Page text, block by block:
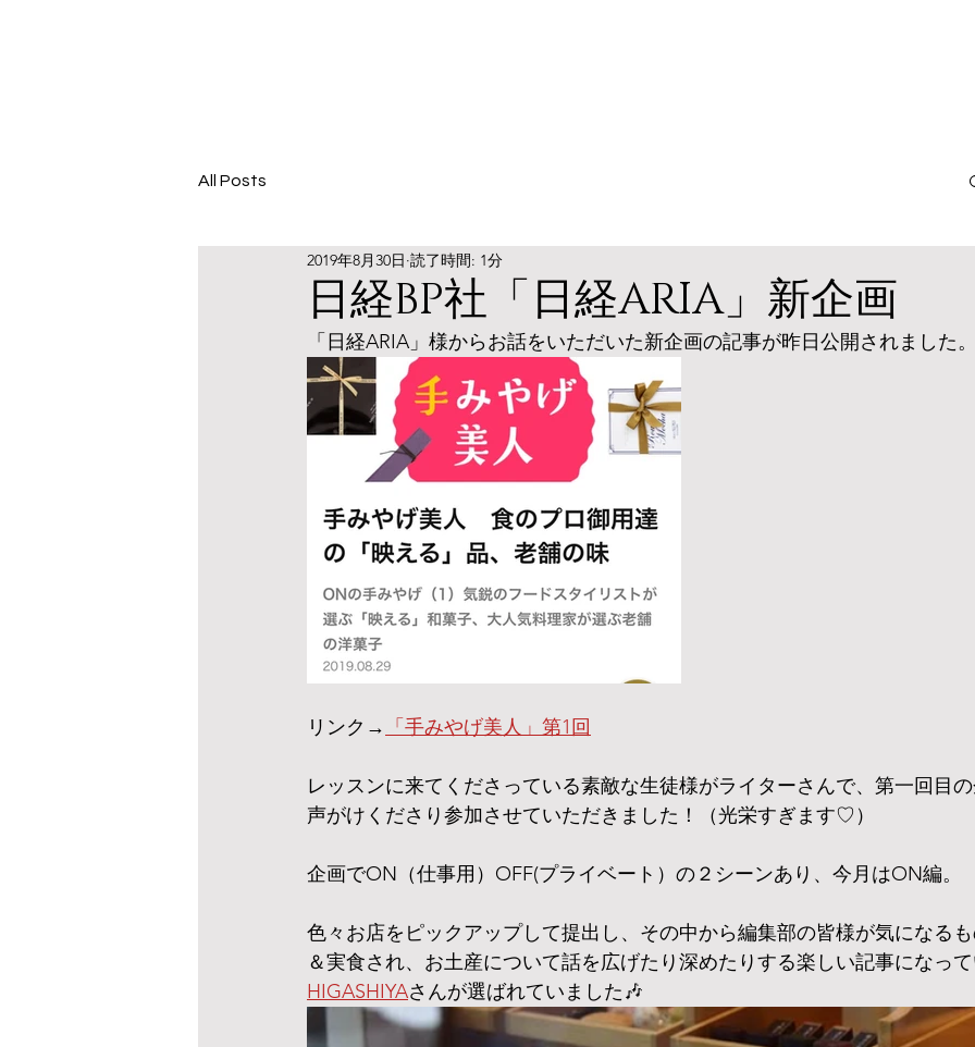
All Posts
日経BP社「日経ARIA」新企画
2019年8月30日 読了時間: 1分
「日経ARIA」様からお話をいただいた新企画の記事が昨日公開されました。
リンク→ 「手みやげ美人」第1回
レッスンに来てくださっている素敵な生徒様がライターさんで、第一回目
声がけくださり参加させていただきました！（光栄すぎます♡）
企画でON（仕事用）OFF(プライベート）の２シーンあり、今月はON編。
色々お店をピックアップして提出し、その中から編集部の皆様が気になる
＆実食され、お土産について話を広げたり深めたりする楽しい記事になっ
HIGASHIYAさんが選ばれていました🎶